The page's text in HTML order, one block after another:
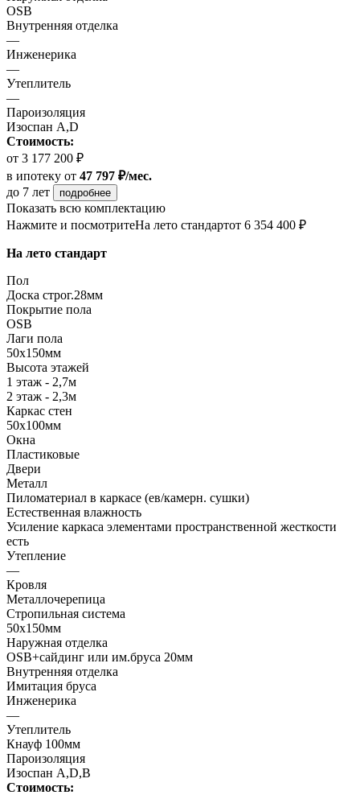
OSB
Внутренняя отделка
—
Инженерика
—
Утеплитель
—
Пароизоляция
Изоспан A,D
Стоимость:
от 3 177 200 ₽
в ипотеку от 47 797 ₽/мес.
до 7 лет
подробнее
Показать всю комплектацию
Нажмите и посмотритеНа лето стандартот 6 354 400 ₽
На лето стандарт
Пол
Доска строг.28мм
Покрытие пола
OSB
Лаги пола
50х150мм
Высота этажей
1 этаж - 2,7м
2 этаж - 2,3м
Каркас стен
50х100мм
Окна
Пластиковые
Двери
Металл
Пиломатериал в каркасе (ев/камерн. сушки)
Естественная влажность
Усиление каркаса элементами пространственной жесткости
есть
Утепление
—
Кровля
Металлочерепица
Стропильная система
50х150мм
Наружная отделка
OSB+сайдинг или им.бруса 20мм
Внутренняя отделка
Имитация бруса
Инженерика
—
Утеплитель
Кнауф 100мм
Пароизоляция
Изоспан А,D,B
Стоимость: